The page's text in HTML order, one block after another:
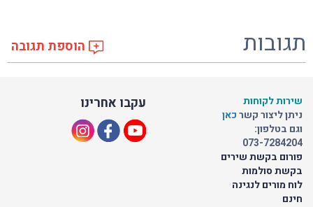
תגובות הוספת תגובה
עקבו אחרינו
שירות לקוחות
ניתן ליצור קשרכאן
וגם בטלפון:
073-7284204
פורום בקשת שירים
בקשת סולמות
לוח מורים לנגינה
חינם